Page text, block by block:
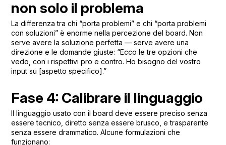
non solo il problema
La differenza tra chi “porta problemi” e chi “porta problemi
con soluzioni” è enorme nella percezione del board. Non
serve avere la soluzione perfetta — serve avere una
direzione e le domande giuste: “Ecco le tre opzioni che
vedo, con i rispettivi pro e contro. Ho bisogno del vostro
input su [aspetto specifico].”
Fase 4: Calibrare il linguaggio
Il linguaggio usato con il board deve essere preciso senza
essere tecnico, diretto senza essere brusco, e trasparente
senza essere drammatico. Alcune formulazioni che
funzionano: